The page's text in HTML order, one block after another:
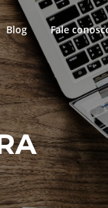
Blog Fale